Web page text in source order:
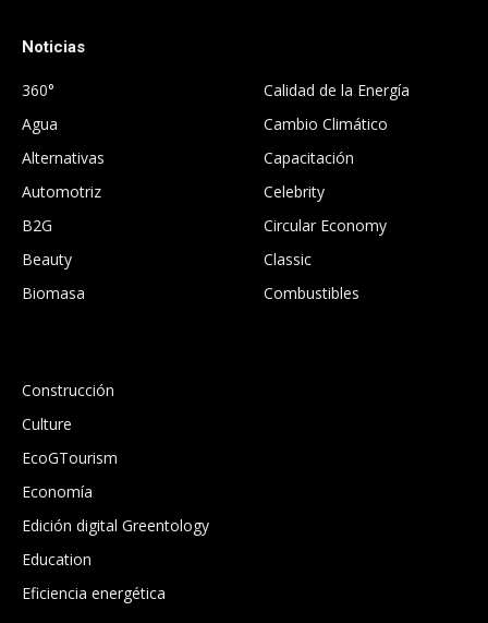
Noticias
360°
Agua
Alternativas
Automotriz
B2G
Beauty
Biomasa
Calidad de la Energía
Cambio Climático
Capacitación
Celebrity
Circular Economy
Classic
Combustibles
Construcción
Culture
EcoGTourism
Economía
Edición digital Greentology
Education
Eficiencia energética